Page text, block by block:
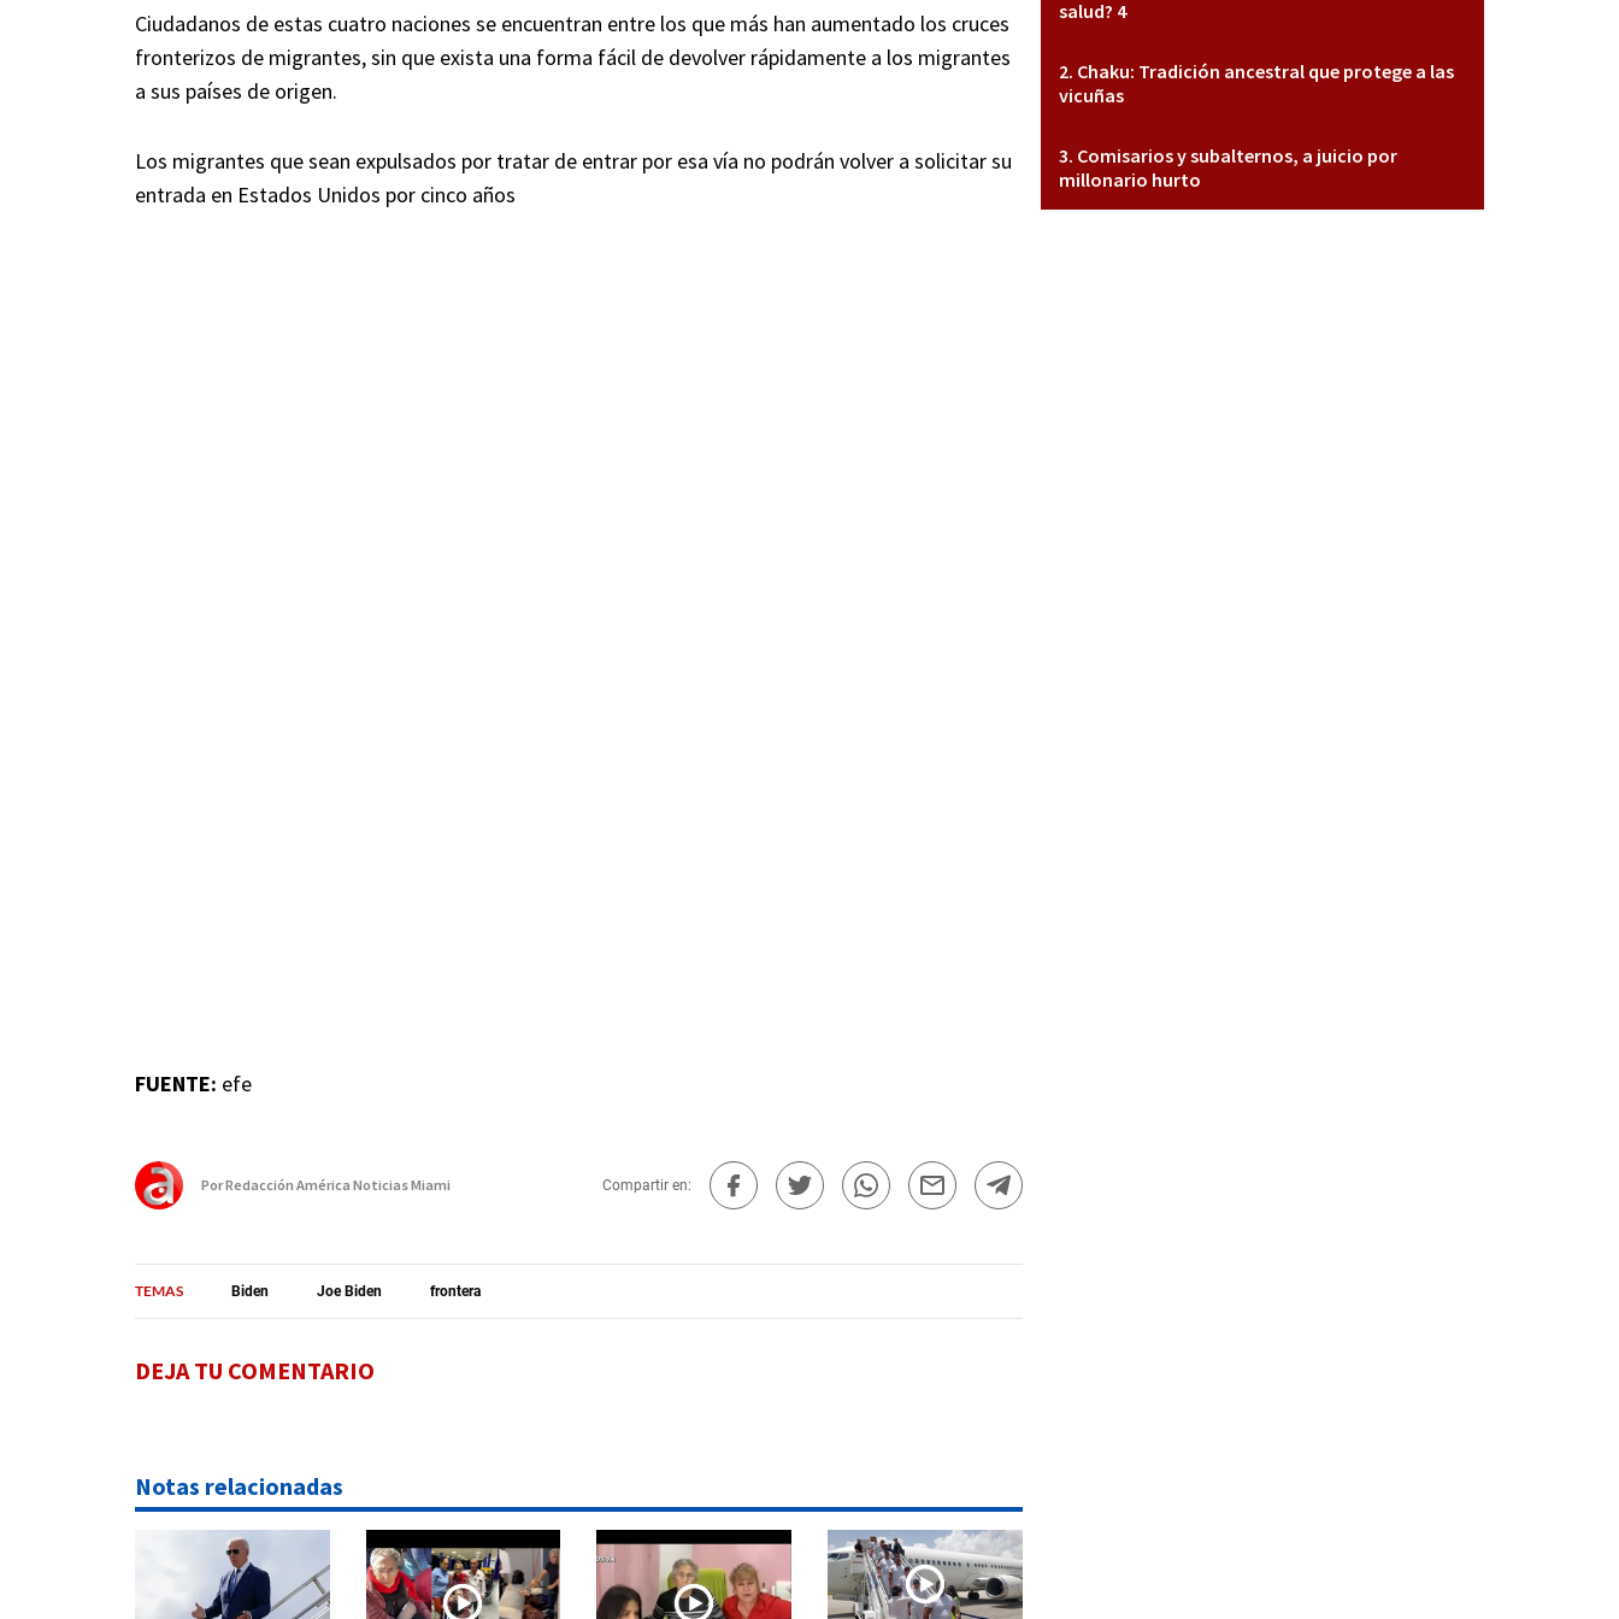
Ciudadanos de estas cuatro naciones se encuentran entre los que más han aumentado los cruces
fronterizos de migrantes, sin que exista una forma fácil de devolver rápidamente a los migrantes
a sus países de origen.
Los migrantes que sean expulsados por tratar de entrar por esa vía no podrán volver a solicitar su
entrada en Estados Unidos por cinco años
FUENTE: efe
PorRedacción América Noticias Miami Compartir en:
TEMAS Biden Joe Biden frontera
DEJA TU COMENTARIO
Notas relacionadas
salud? 4
Chaku: Tradición ancestral que protege a las
vicuñas
Comisarios y subalternos, a juicio por
millonario hurto